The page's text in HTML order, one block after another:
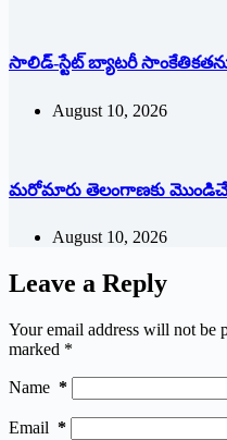
సాలిడ్-స్టేట్ బ్యాటరీ
August 10, 2026
మరోమారు తెలంగాణకు
August 10, 2026
Leave a Reply
Your email address will not be
marked *
Name *
Email *